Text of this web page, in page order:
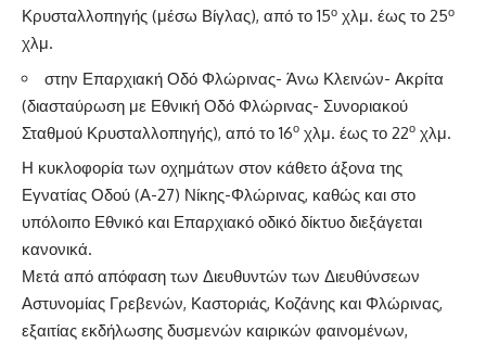
Κρυσταλλοπηγής (μέσω Βίγλας), από το 15ο χλμ. έως το 25ο
χλμ.
στην Επαρχιακή Οδό Φλώρινας- Άνω Κλεινών- Ακρίτα
(διασταύρωση με Εθνική Οδό Φλώρινας- Συνοριακού
Σταθμού Κρυσταλλοπηγής), από το 16ο χλμ. έως το 22ο χλμ.
Η κυκλοφορία των οχημάτων στον κάθετο άξονα της
Εγνατίας Οδού (Α-27) Νίκης-Φλώρινας, καθώς και στο
υπόλοιπο Εθνικό και Επαρχιακό οδικό δίκτυο διεξάγεται
κανονικά.
Μετά από απόφαση των Διευθυντών των Διευθύνσεων
Αστυνομίας Γρεβενών, Καστοριάς, Κοζάνης και Φλώρινας,
εξαιτίας εκδήλωσης δυσμενών καιρικών φαινομένων,